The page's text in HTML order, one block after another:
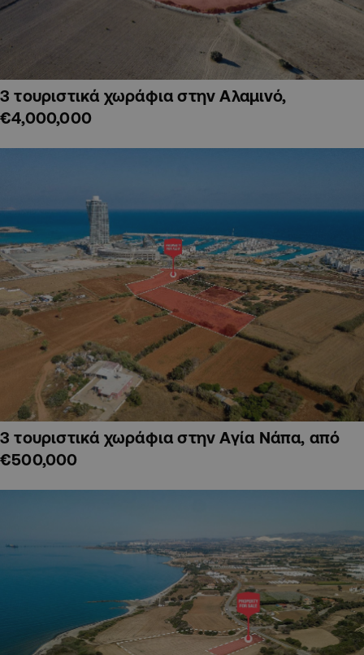
3 τουριστικά χωράφια στην Αλαμινό,
€4,000,000
3 τουριστικά χωράφια στην Αγία Νάπα, από
€500,000